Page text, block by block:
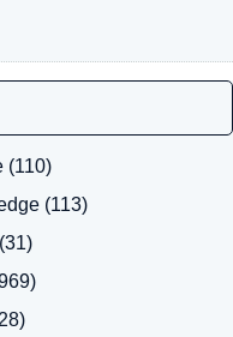
(110)
(113)